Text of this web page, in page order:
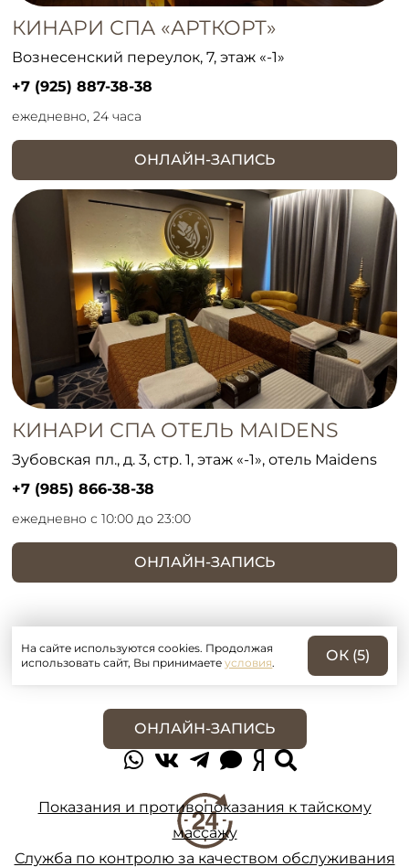
КИНАРИ СПА «АРТКОРТ»
Вознесенский переулок, 7, этаж «-1»
+7 (925) 887-38-38
ежедневно, 24 часа
ОНЛАЙН-ЗАПИСЬ
КИНАРИ СПА ОТЕЛЬ MAIDENS
Зубовская пл., д. 3, стр. 1, этаж «-1», отель Maidens
+7 (985) 866-38-38
ежедневно с 10:00 до 23:00
ОНЛАЙН-ЗАПИСЬ
ОНЛАЙН-ЗАПИСЬ
Показания и противопоказания к тайскому
массажу
Служба по контролю за качеством обслуживания
На сайте используются cookies. Продолжая
использовать сайт, Вы принимаетеусловия. ОК (5)